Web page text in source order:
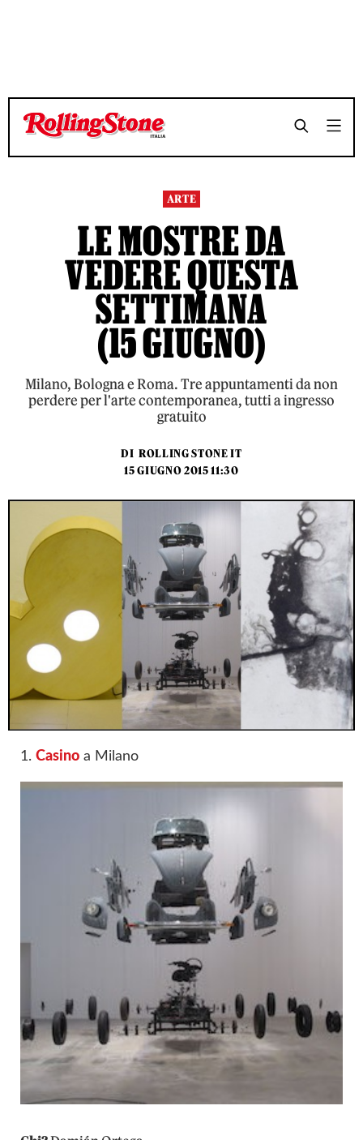
TEMPO DI LETTURA 3 MINUTI SHARE
TEMPO DI LETTURA 3 MINUTI SHARE
ARTE
LE MOSTRE DA
VEDERE QUESTA
SETTIMANA
(15 GIUGNO)
Milano, Bologna e Roma. Tre appuntamenti da non
perdere per l'arte contemporanea, tutti a ingresso
gratuito
DI ROLLING STONE IT
15 GIUGNO 2015 11:30
1. Casino a Milano